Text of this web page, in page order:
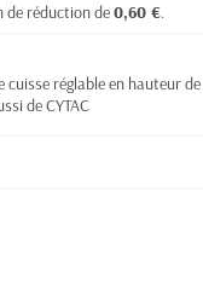
de réduction de0,60 €.
cuisse réglable en hauteur
de CYTAC